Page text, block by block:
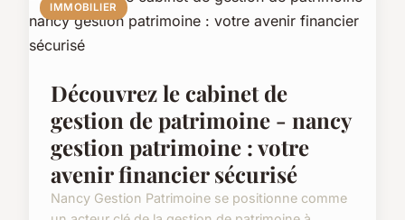
IMMOBILIER
Découvrez le cabinet de
gestion de patrimoine - nancy
gestion patrimoine : votre
avenir financier sécurisé
Nancy Gestion Patrimoine se positionne comme